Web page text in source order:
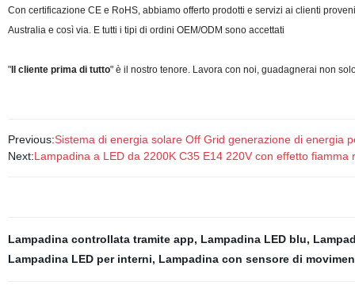
Con certificazione CE e RoHS, abbiamo offerto prodotti e servizi ai clienti
Australia e così via. E tutti i tipi di ordini OEM/ODM sono accettati
"Il cliente prima di tutto" è il nostro tenore. Lavora con noi, guadagnerai non
Previous:Sistema di energia solare Off Grid generazione di energia
Next:Lampadina a LED da 2200K C35 E14 220V con effetto
Lampadina controllata tramite app, Lampadina LED blu,
Lampadina LED per interni, Lampadina con sensore di